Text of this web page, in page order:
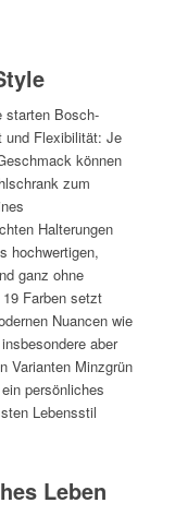
starten Bosch-
und Flexibilität: Je
können
zum
Halterungen
hochwertigen,
ganz ohne
Farben setzt
Nuancen wie
aber
Varianten Minzgrün
persönliches
Lebensstil
Leben